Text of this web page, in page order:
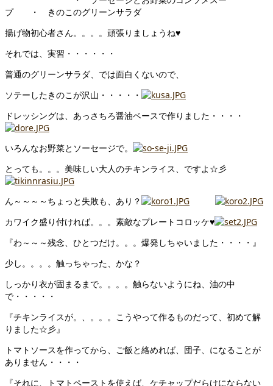
プ ・ きのこのグリーンサラダ
揚げ物初心者さん。。。。頑張りましょうね♥
それでは、実習・・・・・・
普通のグリーンサラダ、では面白くないので、
ソテーしたきのこが沢山・・・・・
ドレッシングは、あっさちろ醤油ベースで作りました・・・・
いろんなお野菜とソーセージで。
とっても。。。美味しい大人のチキンライス、ですよ☆彡
ん～～～～ちょっと失敗も、あり？
カワイク盛り付ければ。。。素敵なプレートコロッケ♥
『わ～～～残念、ひとつだけ。。。爆発しちゃいました・・・・』
少し。。。。触っちゃった、かな？
しっかり衣が固まるまで。。。。触らないようにね、油の中
で・・・・・
『チキンライスが。、。。。こうやって作るものだって、初めて解
りました☆彡』
トマトソースを作ってから、ご飯と絡めれば、団子、になることが
ありません・・・・
『それに、トマトペーストを使えば、ケチャップだらけにならない